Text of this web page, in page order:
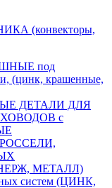
(конвекторы,
под
(цинк, крашенные,
ДЕТАЛИ ДЛЯ
с
МЕТАЛЛ)
систем (ЦИНК,